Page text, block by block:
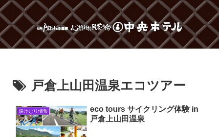
戸倉上山田温泉エコツアー
湯けむり情報
eco tours サイクリング体験 in
戸倉上山田温泉